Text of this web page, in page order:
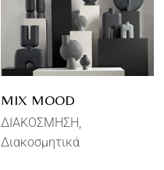
MIX MOOD
ΔΙΑΚΟΣΜΗΣΗ
Διακοσμητικά